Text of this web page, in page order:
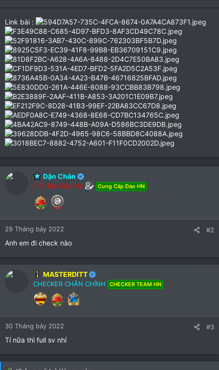
Link bài :
Dận Chân
? Ái Tân Giác Na Cung Cấp Đào HN
29 Tháng bảy 2022 #2
Anh em đi check nào
MASTERDITT
CHECKER CHÂN CHÍNH CHECKER TEAM HN
30 Tháng bảy 2022 #3
Tí nữa thì full sv nhỉ